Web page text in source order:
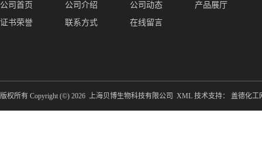
公司首页 公司介绍 公司动态
产品展厅
证书荣誉
联系方式 在线留言
版权所有 Copyright (©) 2026 上海贝博生物科技有限公司 XML 技术支持： 盖德化工